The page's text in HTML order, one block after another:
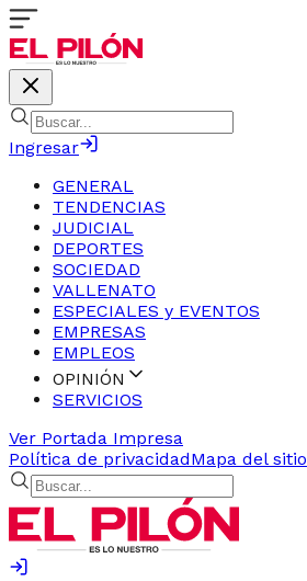
Ingresar
GENERAL
TENDENCIAS
JUDICIAL
DEPORTES
SOCIEDAD
VALLENATO
ESPECIALES y EVENTOS
EMPRESAS
EMPLEOS
OPINIÓN
SERVICIOS
Ver Portada Impresa
Política de privacidadMapa del sitio